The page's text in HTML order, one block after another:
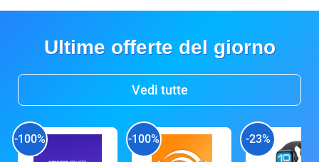
Ultime offerte del giorno
Vedi tutte
-100% -100% -23%